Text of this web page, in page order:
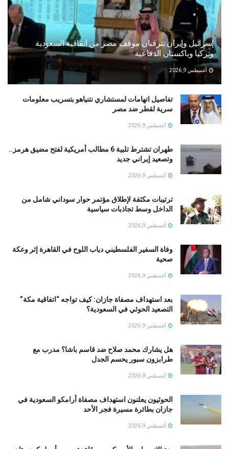
إسرائيل وإيران تترقبان موقف مصر من اتفاقية السعودية
وتركيا وباكستان الدفاعية
أغسطس 9, 2026
تفاصيل اتهامات لمستشاري نتنياهو بتسريب معلومات
سرية لقطر ضد مصر
أغسطس 9, 2026
طهران تشترط تلبية 6 مطالب أمريكية لفتح مضيق هرمز..
وتصعيد إيراني جديد
أغسطس 9, 2026
ترتيبات مكثفة لإطلاق مؤتمر حوار سوداني شامل من
الداخل وسط تجاذبات سياسية
أغسطس 9, 2026
وفاة السفير الفلسطيني دياب اللوح في القاهرة إثر وعكة
صحية
أغسطس 9, 2026
بعد استهداف مصفاة جازان: كيف تواجه “اتفاقية مكة”
التصعيد الحوثي في السعودية؟
أغسطس 9, 2026
هل يشارك محمد صلاح ضد قاسم باشا؟ مدرب مع
طرابزون سبور يحسم الجدل
أغسطس 9, 2026
الحوثيون يعلنون استهداف مصفاة أرامكو السعودية في
جازان بطائرة مسيرة فجر الأحد
أغسطس 9, 2026